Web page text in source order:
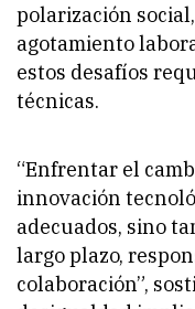
polarización
agotamiento
estos desafíos
técnicas.
“Enfrentar el
innovación
adecuados, sino
largo plazo,
colaboración”,